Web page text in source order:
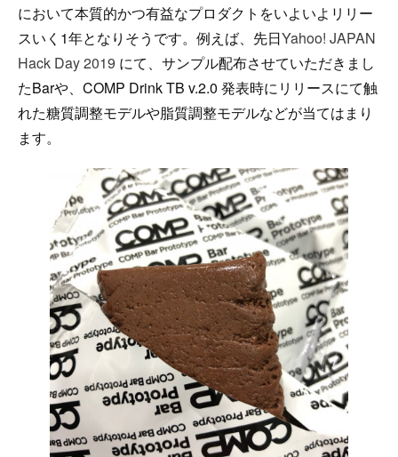
において本質的かつ有益なプロダクトをいよいよリリー
スいく1年となりそうです。例えば、先日Yahoo! JAPAN
Hack Day 2019 にて、サンプル配布させていただきまし
たBarや、COMP Drink TB v.2.0 発表時にリリースにて触
れた糖質調整モデルや脂質調整モデルなどが当てはまり
ます。